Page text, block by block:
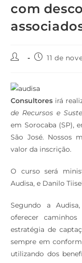
com
11 de
Consultores irá
de Recursos e
em Sorocaba (SP),
São José. Nossos
valor da inscrição.
O curso será
Audisa, e Danilo
Segundo a
oferecer
estratégia de
sempre em
utilizando dos